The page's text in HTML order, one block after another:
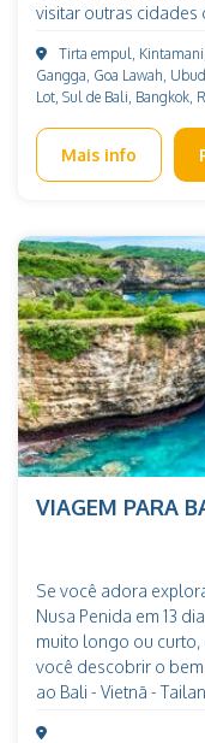
visitar outras cidades
autêntico, cultural e
mais viagem ao
dias
Tirta empul,
Gangga, Goa Lawah,
Lot, Sul de Bali, Bangkok,
Mais info
VIAGEM PARA
Se você adora
Nusa Penida em 13
muito longo ou curto,
você descobrir o
ao Bali - Vietnã -